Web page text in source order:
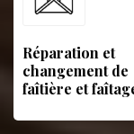
Réparation et
changement de
faîtière et